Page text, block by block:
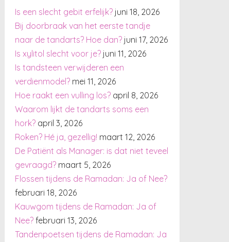
Is een slecht gebit erfelijk? juni 18, 2026
Bij doorbraak van het eerste tandje
naar de tandarts? Hoe dan? juni 17, 2026
Is xylitol slecht voor je? juni 11, 2026
Is tandsteen verwijderen een
verdienmodel? mei 11, 2026
Hoe raakt een vulling los? april 8, 2026
Waarom lijkt de tandarts soms een
hork? april 3, 2026
Roken? Hé ja, gezellig! maart 12, 2026
De Patiënt als Manager: is dat niet teveel
gevraagd? maart 5, 2026
Flossen tijdens de Ramadan: Ja of Nee?
februari 18, 2026
Kauwgom tijdens de Ramadan: Ja of
Nee? februari 13, 2026
Tandenpoetsen tijdens de Ramadan: Ja